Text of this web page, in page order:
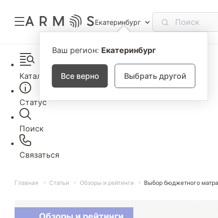
Екатеринбург
Ваш регион: Екатеринбург
Все верно Выбрать другой
Каталог
Статус
Поиск
Связаться
Главная Статьи Обзоры и рейтинги Выбор бюджетного